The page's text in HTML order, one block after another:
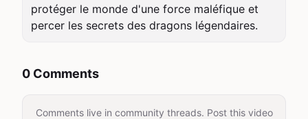
protéger le monde d'une force maléfique et
percer les secrets des dragons légendaires.
0 Comments
Comments live in community threads. Post this video